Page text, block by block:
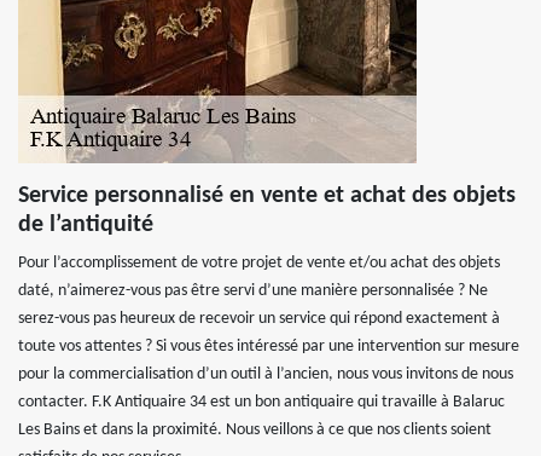
Service personnalisé en vente et achat des objets
de l’antiquité
Pour l’accomplissement de votre projet de vente et/ou achat des objets
daté, n’aimerez-vous pas être servi d’une manière personnalisée ? Ne
serez-vous pas heureux de recevoir un service qui répond exactement à
toute vos attentes ? Si vous êtes intéressé par une intervention sur mesure
pour la commercialisation d’un outil à l’ancien, nous vous invitons de nous
contacter. F.K Antiquaire 34 est un bon antiquaire qui travaille à Balaruc
Les Bains et dans la proximité. Nous veillons à ce que nos clients soient